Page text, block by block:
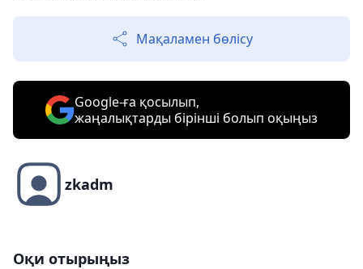
Мақаламен бөлісу
Google-ға қосылып,
жаңалықтарды бірінші болып оқыңыз
zkadm
Оқи отырыңыз